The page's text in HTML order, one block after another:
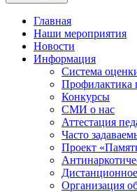
Главная
Наши мероприятия
Новости
Информация
Система
Конкурсы
СМИ о нас
Аттестация
Часто
Проект
Организация